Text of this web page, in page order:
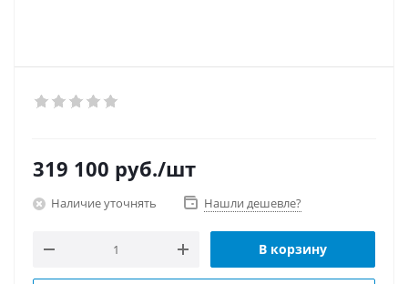
319 100 руб./шт
Наличие уточнять Нашли дешевле?
В корзину